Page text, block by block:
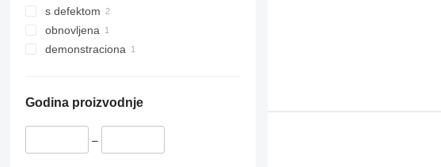
s defektom
obnovljena
demonstraciona
Godina proizvodnje
–